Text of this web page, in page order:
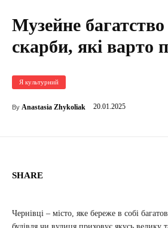
Музейне
скарби, які варто
Я культурний
By Anastasia Zhykoliak 20.01.2025
SHARE
Чернівці – місто, яке береже в собі